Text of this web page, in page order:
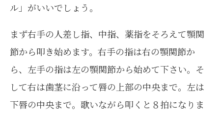
ル」がいいでしょう。
まず右手の人差し指、中指、薬指をそろえて顎関
節から叩き始めます。右手の指は右の顎関節か
ら、左手の指は左の顎関節から始めて下さい。そ
して右は歯茎に沿って唇の上部の中央まで。左は
下唇の中央まで。歌いながら叩くと８拍になりま